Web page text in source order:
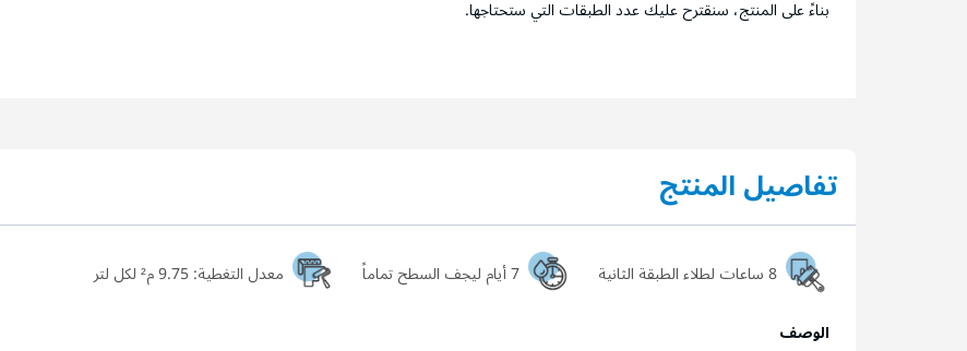
بناءً على المنتج، سنقترح عليك عدد الطبقات التي ستحتاجها.
تفاصيل المنتج
8 ساعات لطلاء الطبقة الثانية 7 أيام ليجف السطح تماماً معدل التغطية:
الوصف